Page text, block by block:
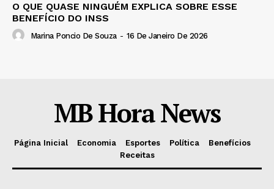
O QUE QUASE NINGUÉM EXPLICA SOBRE ESSE
BENEFÍCIO DO INSS
Marina Poncio De Souza - 16 De Janeiro De 2026
MB Hora News
Página Inicial Economia Esportes Política
Benefícios
Receitas